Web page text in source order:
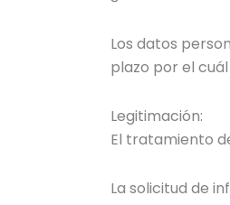
Los datos
plazo por el
Legitimación:
El tratamiento
La solicitud de